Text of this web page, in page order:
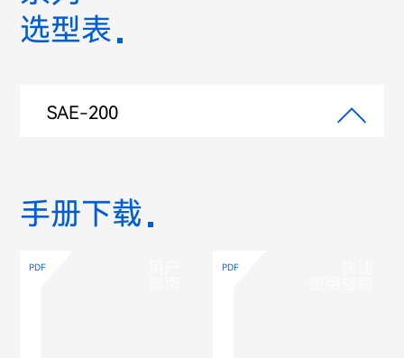
选型表
SAE-200
手册下载
PDF PDF